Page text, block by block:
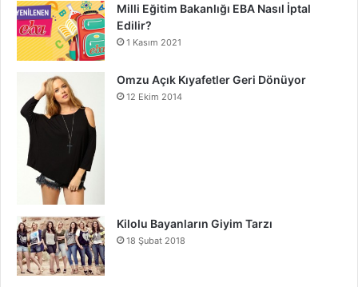
Milli Eğitim Bakanlığı EBA Nasıl İptal
Edilir?
1 Kasım 2021
Omzu Açık Kıyafetler Geri Dönüyor
12 Ekim 2014
Kilolu Bayanların Giyim Tarzı
18 Şubat 2018